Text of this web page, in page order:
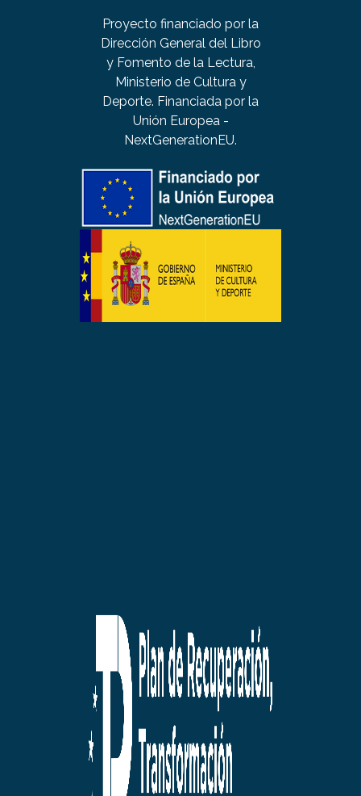
Proyecto financiado por la
Dirección General del Libro
y Fomento de la Lectura,
Ministerio de Cultura y
Deporte. Financiada por la
Unión Europea -
NextGenerationEU.